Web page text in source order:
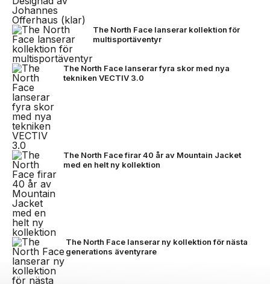
The North Face lanserar kollektion för
multisportäventyr
The North Face lanserar fyra skor med nya
tekniken VECTIV 3.0
The North Face firar 40 år av Mountain Jacket
med en helt ny kollektion
The North Face lanserar ny kollektion för nästa
generations äventyrare